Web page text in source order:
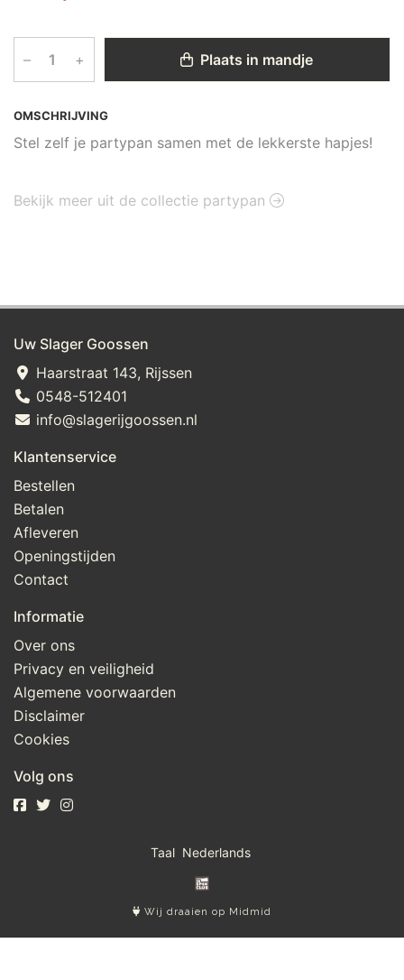
OMSCHRIJVING
Stel zelf je partypan samen met de lekkerste hapjes!
– + Plaats in mandje
Bekijk meer uit de collectie partypan
Uw Slager Goossen
Haarstraat 143, Rijssen
0548-512401
info@slagerijgoossen.nl
Klantenservice
Bestellen
Betalen
Afleveren
Openingstijden
Contact
Informatie
Over ons
Privacy en veiligheid
Algemene voorwaarden
Disclaimer
Cookies
Volg ons
Taal
Wij draaien op Midmid